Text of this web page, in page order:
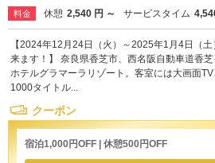
料金 休憩 2,540 円 ～ サービスタイム
【2024年12月24日（火）～2025年1月4日（
来ます！】 奈良県香芝市、西名阪自動車道香芝
ホテルグラマーラリゾート。客室には大画面TV
1000タイトル...
クーポン
宿泊1,000円OFF | 休憩500円OFF